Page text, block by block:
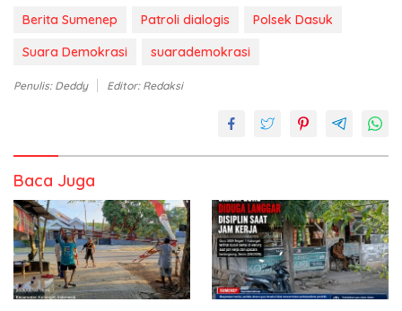
Berita Sumenep Patroli dialogis
Polsek Dasuk
Suara Demokrasi
suarademokrasi
Penulis: Deddy Editor: Redaksi
Baca Juga